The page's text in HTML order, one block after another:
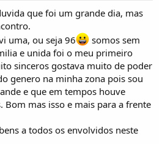
que foi um grande dia, mas
uma, ou seja 96
somos sem
e unida foi o meu primeiro
sinceros gostava muito de poder
genero na minha zona pois sou
e que em tempos houve
Bom mas isso e mais para a frente
a todos os envolvidos neste